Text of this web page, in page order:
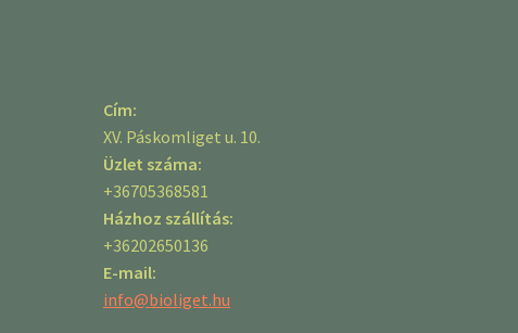
Cím:
XV. Páskomliget u. 10.
Üzlet száma:
+36705368581
Házhoz szállítás:
+36202650136
E-mail:
info@bioliget.hu